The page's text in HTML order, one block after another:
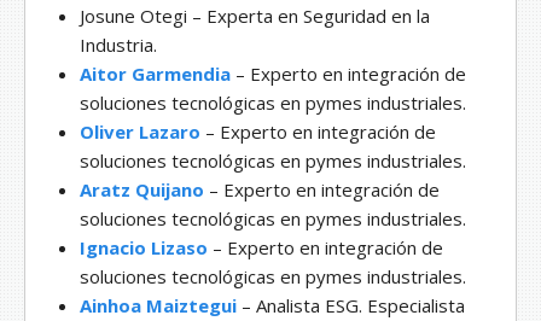
Josune Otegi – Experta en Seguridad en la
Industria.
Aitor Garmendia – Experto en integración de
soluciones tecnológicas en pymes industriales.
Oliver Lazaro – Experto en integración de
soluciones tecnológicas en pymes industriales.
Aratz Quijano – Experto en integración de
soluciones tecnológicas en pymes industriales.
Ignacio Lizaso – Experto en integración de
soluciones tecnológicas en pymes industriales.
Ainhoa Maiztegui – Analista ESG. Especialista